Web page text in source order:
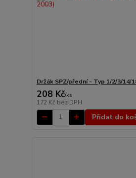
Držák SPZ/přední - Typ 1/2/3/14/
208 Kč/ks
172 Kč bez DPH
Přidat do